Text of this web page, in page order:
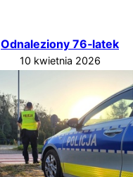
Odnaleziony 76‑latek
10 kwietnia 2026